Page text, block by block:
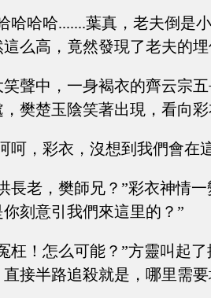
哈哈哈.......葉真，老夫倒是
么高，竟然發現了老夫的埋
笑聲中，一身褐衣的齊云宗
，樊楚玉陰笑著出現，看向
呵，彩衣，沒想到我們會在
長老，樊師兄？”彩衣神情
刻意引我們來這里的？”
枉！怎么可能？”方靈叫起
接半路追殺就是，哪里需